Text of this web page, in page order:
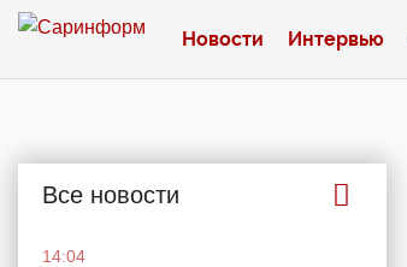
Новости Интервью
Все новости
14:04